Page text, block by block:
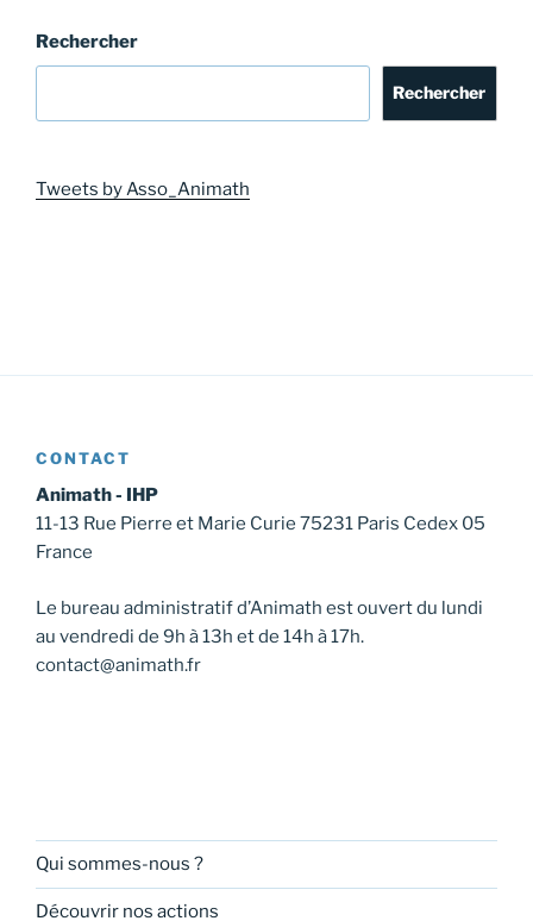
Rechercher
Rechercher
Tweets by Asso_Animath
CONTACT
Animath - IHP
11-13 Rue Pierre et Marie Curie 75231 Paris Cedex 05
France
Le bureau administratif d’Animath est ouvert du lundi
au vendredi de 9h à 13h et de 14h à 17h.
contact@animath.fr
Qui sommes-nous ?
Découvrir nos actions